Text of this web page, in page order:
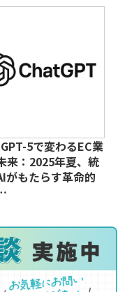
5で変わるEC業
来：2025年夏、統
がもたらす革命的